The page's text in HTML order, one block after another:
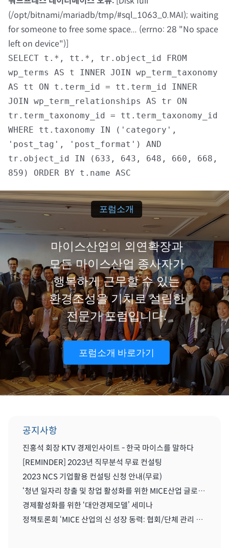
자료실
회원광장
마이페이지
회원 가입
(/opt/bitnami/mariadb/tmp/#sql_1063_0.MAI); waiting
for someone to free some space... (errno: 28 "No space
left on device")]
SELECT t.*, tt.*, tr.object_id FROM
wp_terms AS t INNER JOIN wp_term_taxonomy
AS tt ON t.term_id = tt.term_id INNER
JOIN wp_term_relationships AS tr ON
tr.term_taxonomy_id = tt.term_taxonomy_id
WHERE tt.taxonomy IN ('category',
'post_tag', 'post_format') AND
tr.object_id IN (633, 643, 648, 660, 668,
859) ORDER BY t.name ASC
포럼소개
마이스산업의 외연확장과
모든 마이스산업 종사자가
행복하게 근무할 수 있는
환경조성을 기치로 설립한
전문가 포럼입니다.
포럼소개 바로가기
공지사항
진홍석 회장 KTV 경제인사이트 - 한국 마이스를 말하다
[REMINDER] 2023년 직무분석 무료 컨설팅
2023 NCS 기업활용 컨설팅 신청 안내(무료)
‘청년 일자리 창출 및 창업 활성화를 위한 MICE산업 글로벌화를 위한 세미나'
경제활성화를 위한 ‘대안경제모델’ 세미나
정책토론회 ‘MICE 산업의 신 성장 동력: 협회/단체 관리 및 복합리조트 산업’